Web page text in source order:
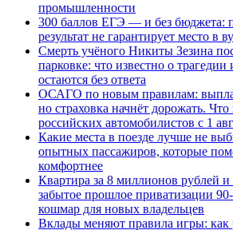
промышленности
300 баллов ЕГЭ — и без бюджета:
результат не гарантирует место в
Смерть учёного Никиты Зезина
парковке: что известно о
остаются без ответа
ОСАГО по новым правилам:
но страховка начнёт дорожать.
российских автомобилистов с 1
Какие места в поезде лучше не
опытных пассажиров, которые
комфортнее
Квартира за 8 миллионов рублей
забытое прошлое приватизации
кошмар для новых владельцев
Вклады меняют правила игры: как